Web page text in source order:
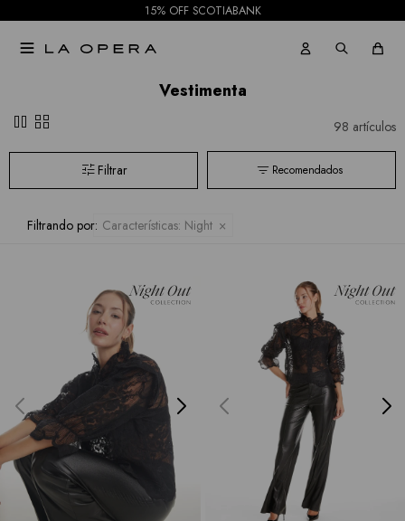
15% OFF SCOTIABANK

Vestimenta
pause grid_view 98 artículos
Recomendados
Filtrando por: Características: Night